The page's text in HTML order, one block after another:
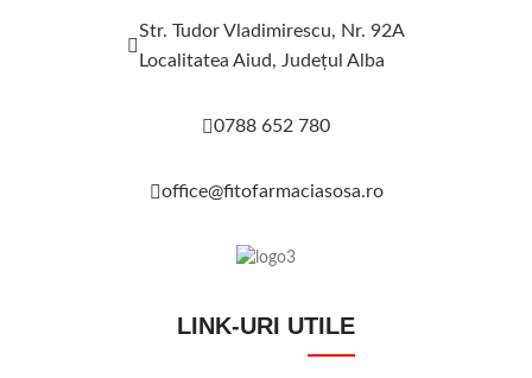
Str. Tudor Vladimirescu, Nr. 92A
Localitatea Aiud, Judeţul Alba
0788 652 780
office@fitofarmaciasosa.ro
LINK-URI UTILE